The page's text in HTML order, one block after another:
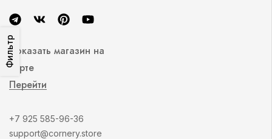
ФильтрПоказать магазин на
карте
Перейти
+7 925 585-96-36
support@cornery.store